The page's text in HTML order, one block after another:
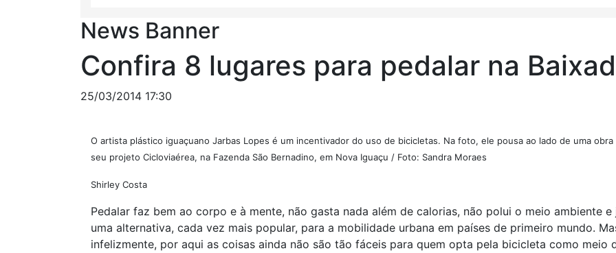
News Banner
Confira 8 lugares para pedalar na
25/03/2014 17:30
O artista plástico iguaçuano Jarbas Lopes é um incentivador do uso de bicicletas. Na foto, ele pousa ao lado de uma obra
seu projeto Cicloviaérea, na Fazenda São Bernadino, em Nova Iguaçu / Foto: Sandra Moraes
Shirley Costa
Pedalar faz bem ao corpo e à mente, não gasta nada além de calorias, não polui o meio ambiente e
uma alternativa, cada vez mais popular, para a mobilidade urbana em países de primeiro mundo.
infelizmente, por aqui as coisas ainda não são tão fáceis para quem opta pela bicicleta como meio